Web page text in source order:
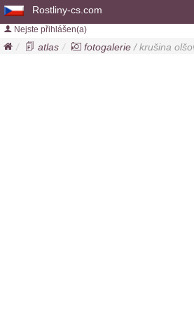
Rostliny-cs.com
Nejste přihlášen(a)
atlas fotogalerie / krušina